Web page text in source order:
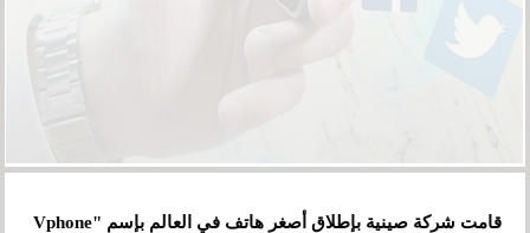
قامت شركة صينية بإطلاق أصغر هاتف في العالم بإسم "Vphone